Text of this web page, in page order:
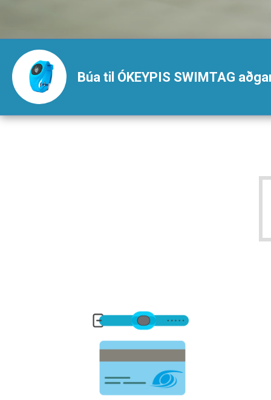
Búa til ÓKEYPIS SWIMTAG
@tmactiveleisure So grateful for
accurate and part of our monthly fee.…
https://t.co/hYxBcQl2pE
Kerrie
I've started swimming again for the